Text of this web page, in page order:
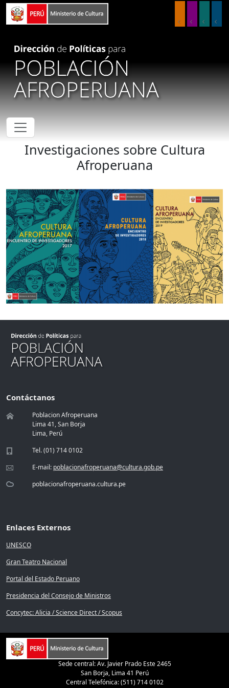
Pasar al contenido principal
Investigaciones sobre Cultura
Afroperuana
Contáctanos
Poblacion Afroperuana
Lima 41, San Borja
Lima, Perú
Tel. (01) 714 0102
E-mail: poblacionafroperuana@cultura.gob.pe
poblacionafroperuana.cultura.pe
Enlaces Externos
UNESCO
Gran Teatro Nacional
Portal del Estado Peruano
Presidencia del Consejo de Ministros
Concytec: Alicia / Science Direct / Scopus
Sede central: Av. Javier Prado Este 2465
San Borja, Lima 41 Perú
Central Telefónica: (511) 714 0102